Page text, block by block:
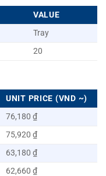
VALUE
Tray
20
UNIT PRICE (VND ~)
76,180 ₫
75,920 ₫
63,180 ₫
62,660 ₫